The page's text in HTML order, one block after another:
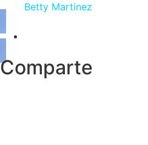
Betty Martinez
Comparte